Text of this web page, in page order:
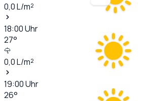
0,0L/m²
18:00Uhr
27°
0,0L/m²
19:00Uhr
26°